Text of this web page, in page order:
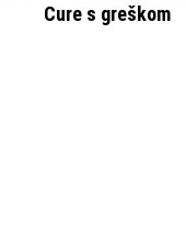
Cure s greškom